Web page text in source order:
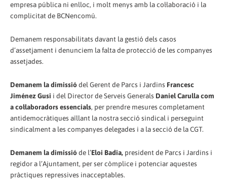
empresa pública ni enlloc, i molt menys amb la col·laboració i la
complicitat de BCNencomú.
Demanem responsabilitats davant la gestió dels casos
d’assetjament i denunciem la falta de protecció de les companyes
assetjades.
Demanem la dimissiódel Gerent de Parcs i Jardins Francesc
Jiménez Gusi i del Director de Serveis Generals Daniel Carulla com
a col·laboradors essencials, per prendre mesures completament
antidemocràtiques aïllant la nostra secció sindical i perseguint
sindicalment a les companyes delegades i a la secció de la CGT.
Demanem la dimissióde l’Eloi Badia, president de Parcs i Jardins i
regidor a l’Ajuntament, per ser còmplice i potenciar aquestes
pràctiques repressives inacceptables.